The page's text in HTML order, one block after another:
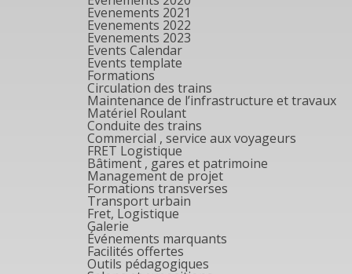
Evenements 2021
Evenements 2022
Evenements 2023
Events Calendar
Events template
Formations
Circulation des trains
Maintenance de l’infrastructure et travaux
Matériel Roulant
Conduite des trains
Commercial , service aux voyageurs
FRET Logistique
Bâtiment , gares et patrimoine
Management de projet
Formations transverses
Transport urbain
Fret, Logistique
Galerie
Événements marquants
Facilités offertes
Outils pédagogiques